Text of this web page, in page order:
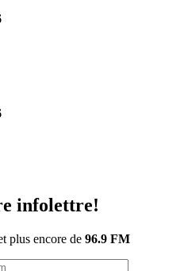
infolettre!
plus encore de 96.9 FM